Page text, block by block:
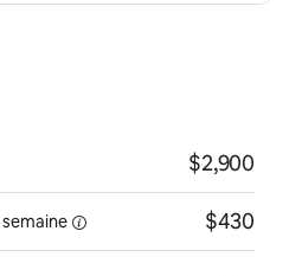
$2,900
semaine $430